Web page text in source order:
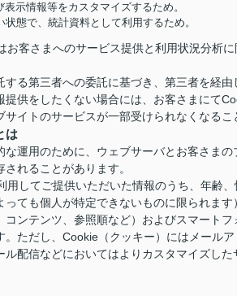
示情報等をカスタマイズするため。
状態で、統計資料として利用するため。
客さまへのサービス提供と利用状況分析
する第三者への委託に基づき、第三者を経
提供をしたくない場合には、お客さまにて
イトのサービスが一部受けられなくなるこ
は
な運用のために、ウェブサーバとお客さま
れることがあります。
用してご提供いただいた情報のうち、年齢
っても個人が特定できないものに限られま
コンテンツ、参照順など）およびスマート
。ただし、Cookie（クッキー）にはメール
ル配信などにおいてはよりカスタマイズし